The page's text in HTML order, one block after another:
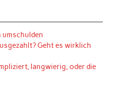
umschulden
Geht es wirklich
langwierig, oder die